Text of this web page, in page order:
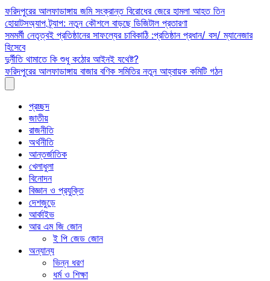
Skip
to
content
ফরিদপুরের আলফাডাঙ্গায় জমি সংক্রান্ত বিরোধের জেরে হামলা আহত তিন
হোয়াটসঅ্যাপ ট্র্যাপ: নতুন কৌশলে বাড়ছে ডিজিটাল প্রতারণা
সমমর্মী নেতৃত্বই প্রতিষ্ঠানের সাফল্যের চাবিকাঠি :প্রতিষ্ঠান প্রধান/ বস/ ম্যানেজার
হিসেবে
দুর্নীতি থামাতে কি শুধু কঠোর আইনই যথেষ্ট?
ফরিদপুরের আলফাডাঙ্গায় বাজার বণিক সমিতির নতুন আহ্বায়ক কমিটি গঠন
প্রচ্ছদ
জাতীয়
রাজনীতি
অর্থনীতি
আন্তর্জাতিক
খেলাধুলা
বিনোদন
বিজ্ঞান ও প্রযুক্তি
দেশজুড়ে
আর্কাইভ
আর এম জি জোন
ই পি জেড জোন
অন্যান্য
ভিন্ন ধরণ
ধর্ম ও শিক্ষা